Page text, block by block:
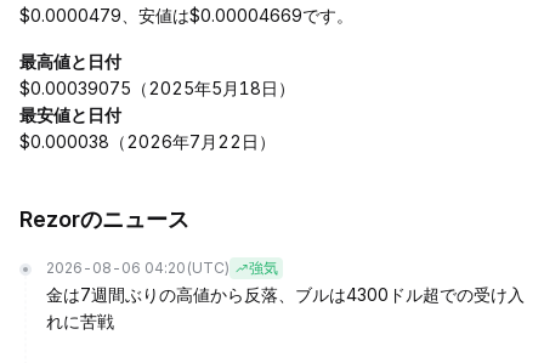
$0.0000479、安値は$0.00004669です。
最高値と日付
$0.00039075（2025年5月18日）
最安値と日付
$0.000038（2026年7月22日）
Rezorのニュース
2026-08-06 04:20 (UTC) 強気
金は7週間ぶりの高値から反落、ブルは4300ドル超での受け入
れに苦戦